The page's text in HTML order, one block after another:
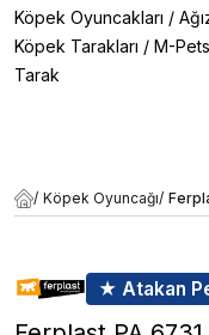
Köpek Oyuncakları /
Köpek Tarakları / M-Pets
Tarak
/ Köpek Oyuncağı/
★ Atakan